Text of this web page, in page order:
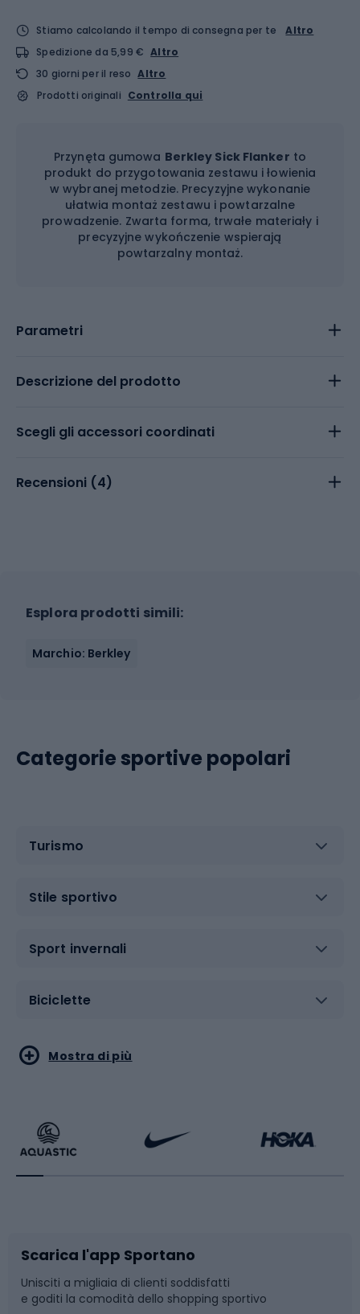
Stiamo calcolando il tempo di consegna per te
Altro
Spedizione da 5,99 € Altro
30 giorni per il reso Altro
Prodotti originali Controlla qui
Przynęta gumowa Berkley Sick Flanker to
produkt do przygotowania zestawu i łowienia
w wybranej metodzie. Precyzyjne wykonanie
ułatwia montaż zestawu i powtarzalne
prowadzenie. Zwarta forma, trwałe materiały i
precyzyjne wykończenie wspierają
powtarzalny montaż.
Parametri
Descrizione del prodotto
Scegli gli accessori coordinati
Recensioni (4)
Esplora prodotti simili:
Marchio: Berkley
Categorie sportive popolari
Turismo
Stile sportivo
Sport invernali
Biciclette
Sport acquatici
Bikepacking
Bushcraft
Corsa
Sport di arti marziali
Sport con le racchette
Slitte e slittini
Snowboard
Mostra di più
Scarica l'app Sportano
Unisciti a migliaia di clienti soddisfatti
e goditi la comodità dello shopping sportivo